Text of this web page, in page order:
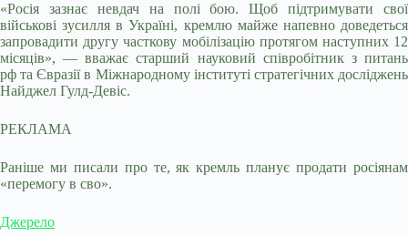
«Росія зазнає невдач на полі бою. Щоб підтримувати свої
військові зусилля в Україні, кремлю майже напевно доведеться
запровадити другу часткову мобілізацію протягом наступних 12
місяців», — вважає старший науковий співробітник з питань
рф та Євразії в Міжнародному інституті стратегічних досліджень
Найджел Гулд-Девіс.
РЕКЛАМА
Раніше ми писали про те, як кремль планує продати росіянам
«перемогу в сво».
Джерело